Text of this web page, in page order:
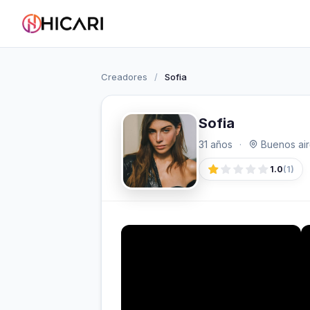
Creadores / Sofia
Sofia
31 años · Buenos
1.0(1)